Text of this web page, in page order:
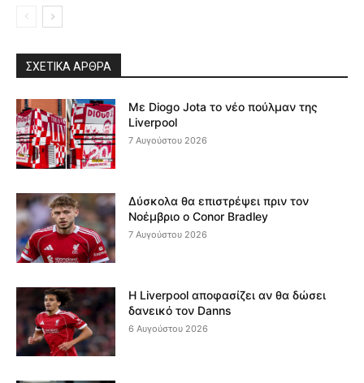
ΣΧΕΤΙΚΆ ΆΡΘΡΑ
Με Diogo Jota το νέο πούλμαν της
Liverpool
7 Αυγούστου 2026
Δύσκολα θα επιστρέψει πριν τον
Νοέμβριο ο Conor Bradley
7 Αυγούστου 2026
Η Liverpool αποφασίζει αν θα δώσει
δανεικό τον Danns
6 Αυγούστου 2026